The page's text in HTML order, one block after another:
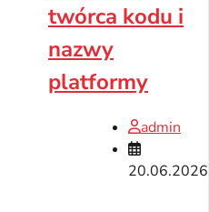
twórca kodu i
nazwy
platformy
admin
20.06.2026